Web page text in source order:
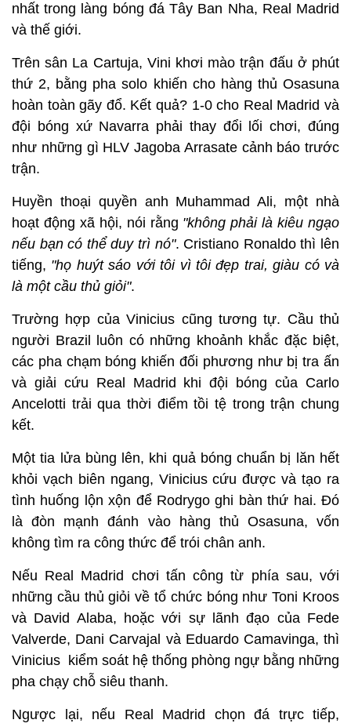
nhất trong làng bóng đá Tây Ban Nha, Real Madrid
và thế giới.
Trên sân La Cartuja, Vini khơi mào trận đấu ở phút
thứ 2, bằng pha solo khiến cho hàng thủ Osasuna
hoàn toàn gãy đổ. Kết quả? 1-0 cho Real Madrid và
đội bóng xứ Navarra phải thay đổi lối chơi, đúng
như những gì HLV Jagoba Arrasate cảnh báo trước
trận.
Huyền thoại quyền anh Muhammad Ali, một nhà
hoạt động xã hội, nói rằng "không phải là kiêu ngạo
nếu bạn có thể duy trì nó". Cristiano Ronaldo thì lên
tiếng, "họ huýt sáo với tôi vì tôi đẹp trai, giàu có và
là một cầu thủ giỏi".
Trường hợp của Vinicius cũng tương tự. Cầu thủ
người Brazil luôn có những khoảnh khắc đặc biệt,
các pha chạm bóng khiến đối phương như bị tra ấn
và giải cứu Real Madrid khi đội bóng của Carlo
Ancelotti trải qua thời điểm tồi tệ trong trận chung
kết.
Một tia lửa bùng lên, khi quả bóng chuẩn bị lăn hết
khỏi vạch biên ngang, Vinicius cứu được và tạo ra
tình huống lộn xộn để Rodrygo ghi bàn thứ hai. Đó
là đòn mạnh đánh vào hàng thủ Osasuna, vốn
không tìm ra công thức để trói chân anh.
Nếu Real Madrid chơi tấn công từ phía sau, với
những cầu thủ giỏi về tổ chức bóng như Toni Kroos
và David Alaba, hoặc với sự lãnh đạo của Fede
Valverde, Dani Carvajal và Eduardo Camavinga, thì
Vinicius kiểm soát hệ thống phòng ngự bằng những
pha chạy chỗ siêu thanh.
Ngược lại, nếu Real Madrid chọn đá trực tiếp,